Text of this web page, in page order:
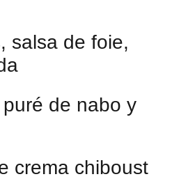
salsa de foie,
de nabo y
crema chiboust